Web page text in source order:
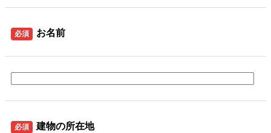
必須 お名前
必須 建物の所在地